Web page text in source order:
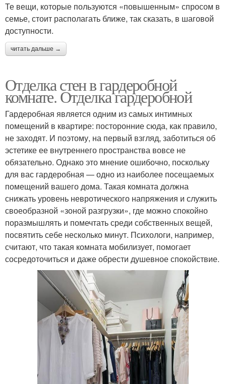
Те вещи, которые пользуются «повышенным» спросом в
семье, стоит располагать ближе, так сказать, в шаговой
доступности.
читать дальше →
Отделка стен в гардеробной
комнате. Отделка гардеробной
Гардеробная является одним из самых интимных
помещений в квартире: посторонние сюда, как правило,
не заходят. И поэтому, на первый взгляд, заботиться об
эстетике ее внутреннего пространства вовсе не
обязательно. Однако это мнение ошибочно, поскольку
для вас гардеробная — одно из наиболее посещаемых
помещений вашего дома. Такая комната должна
снижать уровень невротического напряжения и служить
своеобразной «зоной разгрузки», где можно спокойно
поразмышлять и помечтать среди собственных вещей,
посвятить себе несколько минут. Психологи, например,
считают, что такая комната мобилизует, помогает
сосредоточиться и даже обрести душевное спокойствие.